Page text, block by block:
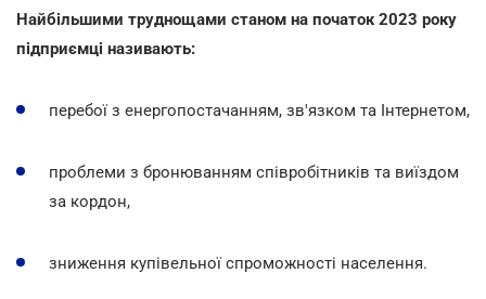
Найбільшими труднощами станом на початок 2023 року
підприємці називають:
перебої з енергопостачанням, зв'язком та Інтернетом,
проблеми з бронюванням співробітників та виїздом
за кордон,
зниження купівельної спроможності населення.